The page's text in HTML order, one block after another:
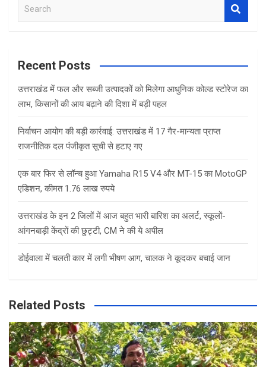
a
c
Recent Posts
उत्तराखंड में फल और सब्जी उत्पादकों को मिलेगा आधुनिक कोल्ड स्टोरेज का
लाभ, किसानों की आय बढ़ाने की दिशा में बड़ी पहल
निर्वाचन आयोग की बड़ी कार्रवाई: उत्तराखंड में 17 गैर-मान्यता प्राप्त
राजनीतिक दल पंजीकृत सूची से हटाए गए
एक बार फिर से लॉन्च हुआ Yamaha R15 V4 और MT-15 का MotoGP
एडिशन, कीमत 1.76 लाख रुपये
उत्तराखंड के इन 2 जिलों में आज बहुत भारी बारिश का अलर्ट, स्कूलों-
आंगनबाड़ी केंद्रों की छुट्टी, CM ने की ये अपील
डोईवाला में चलती कार में लगी भीषण आग, चालक ने कूदकर बचाई जान
Related Posts